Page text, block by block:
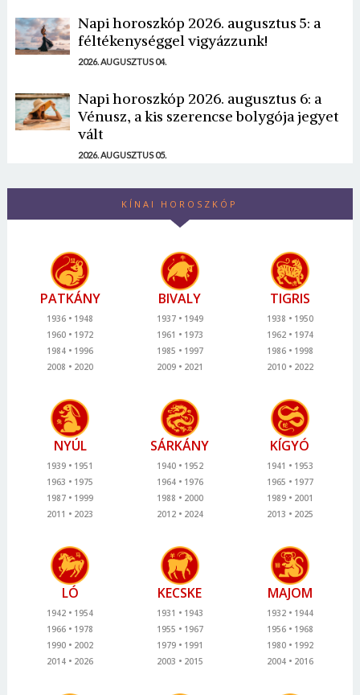
Napi horoszkóp 2026. augusztus 5: a
féltékenységgel vigyázzunk!
2026. AUGUSZTUS 04.
Napi horoszkóp 2026. augusztus 6: a
Vénusz, a kis szerencse bolygója jegyet
vált
2026. AUGUSZTUS 05.
KÍNAI HOROSZKÓP
PATKÁNY
1936
1948
1960
1972
1984
1996
2008
2020
BIVALY
1937
1949
1961
1973
1985
1997
2009
2021
TIGRIS
1938
1950
1962
1974
1986
1998
2010
2022
NYÚL
1939
1951
1963
1975
1987
1999
2011
2023
SÁRKÁNY
1940
1952
1964
1976
1988
2000
2012
2024
KÍGYÓ
1941
1953
1965
1977
1989
2001
2013
2025
LÓ
1942
1954
1966
1978
1990
2002
2014
2026
KECSKE
1931
1943
1955
1967
1979
1991
2003
2015
MAJOM
1932
1944
1956
1968
1980
1992
2004
2016